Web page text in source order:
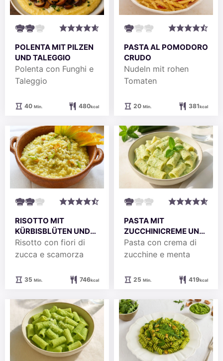
POLENTA MIT PILZEN
UND TALEGGIO
Polenta con Funghi e
Taleggio
40Minuten
Min. 480kcal
PASTA AL POMODORO
CRUDO
Nudeln mit rohen
Tomaten
20Minuten
Min. 381kcal
RISOTTO MIT
KÜRBISBLÜTEN UND
SCAMORZA
Risotto con fiori di
zucca e scamorza
35Minuten
Min. 746kcal
PASTA MIT
ZUCCHINICREME UND
MINZE
Pasta con crema di
zucchine e menta
25Minuten
Min. 419kcal